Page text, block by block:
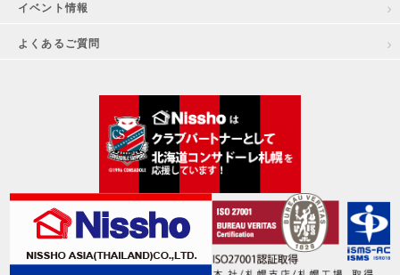
イベント情報
よくあるご質問